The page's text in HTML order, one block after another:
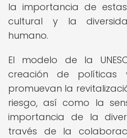
la importancia de
cultural y la
humano.
El modelo de la
creación de políticas
promuevan la
riesgo, así como la
importancia de la
través de la